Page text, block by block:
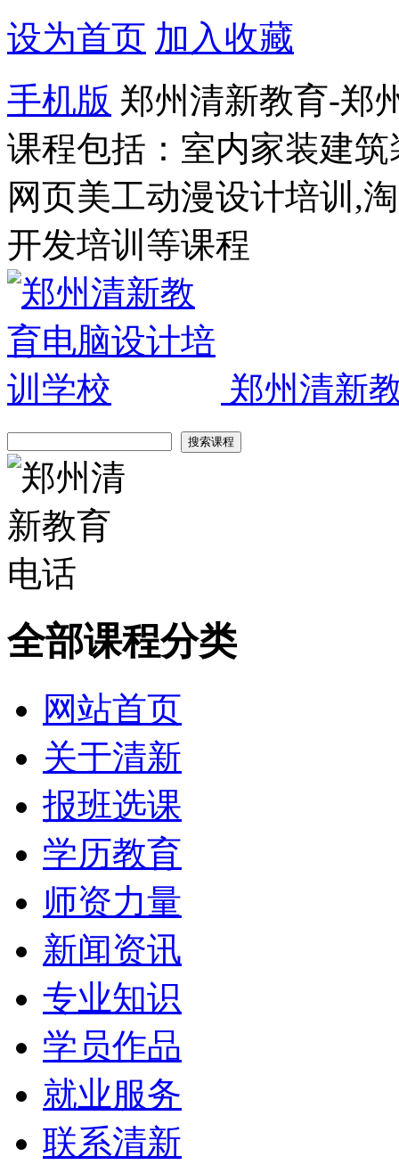
设为首页 加入收藏
手机版 郑州清新教育-郑
课程包括：室内家装建
网页美工动漫设计培训,
开发培训等课程
郑州清新
全部课程分类
网站首页
关于清新
报班选课
学历教育
师资力量
新闻资讯
专业知识
学员作品
就业服务
联系清新